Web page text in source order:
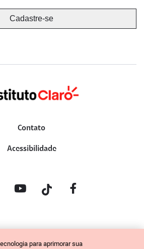
Contato
Acessibilidade
DE DENÚNCIAS
para aprimorar sua